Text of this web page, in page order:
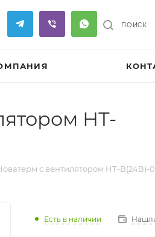
ПОИСК
НТ-
с вентилятором НТ-В(24В)-
Есть в наличии